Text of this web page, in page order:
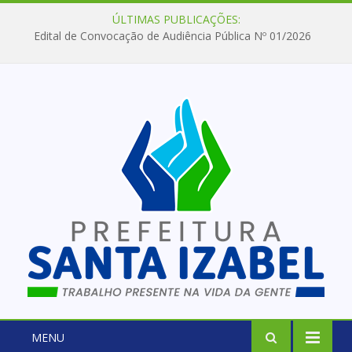
ÚLTIMAS PUBLICAÇÕES:
Edital de Convocação de Audiência Pública Nº 01/2026
MENU